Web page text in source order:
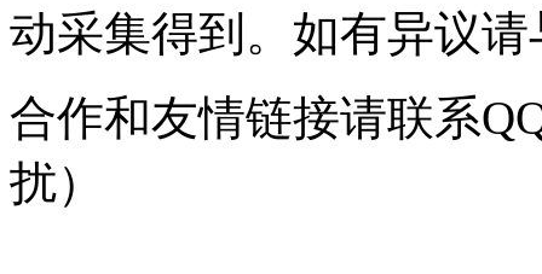
动采集得到。如有异议
合作和友情链接请联系
扰）